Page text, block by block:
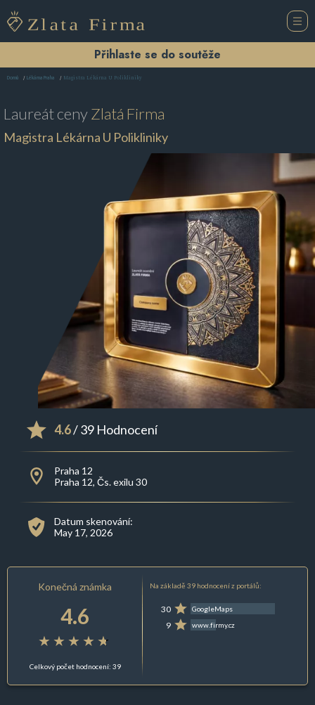
Přihlaste se do soutěže
Domů Lékárna Praha Magistra Lékárna U Polikliniky
Laureát cenyZlatá Firma
Magistra Lékárna U Polikliniky
4.6/ 39 Hodnocení
Praha 12
Praha 12, Čs. exilu 30
Datum skenování:
May 17, 2026
Konečná známka
4.6
Celkový počet hodnocení: 39
Na základě 39 hodnocení z portálů:
30 GoogleMaps
9 www.firmy.cz